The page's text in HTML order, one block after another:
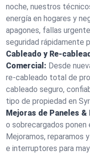
noche, nuestros
energía en hogares y
apagones, fallas
seguridad rápidamente
Cableado y Re-
Comercial: Desde
re-cableado total de
cableado seguro,
tipo de propiedad en
Mejoras de Paneles
o sobrecargados ponen
Mejoramos, reparamos
e interruptores para